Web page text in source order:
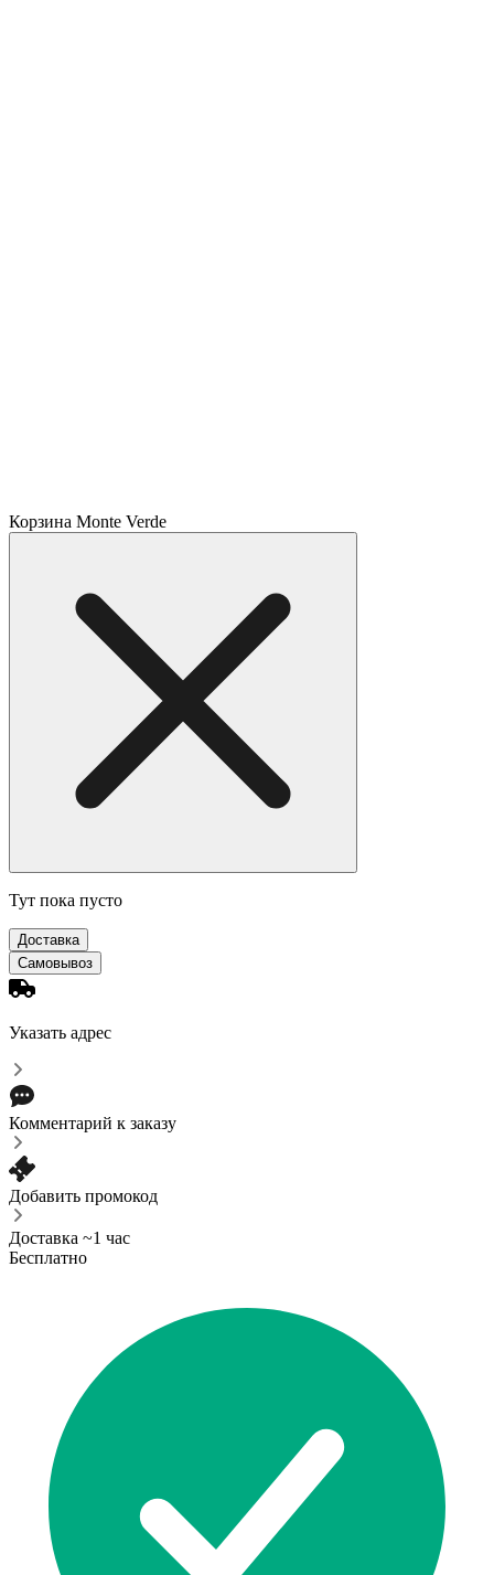
Корзина Monte Verde
Тут пока пусто
Доставка
Самовывоз
Указать адрес
Комментарий к заказу
Добавить промокод
Доставка ~1 час
Бесплатно